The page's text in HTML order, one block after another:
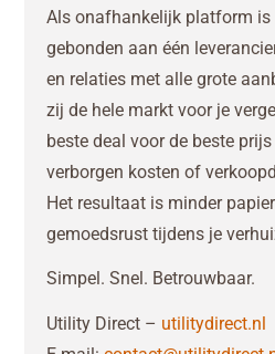
Als onafhankelijk platform is
gebonden aan één
en relaties met alle grote
zij de hele markt voor je
beste deal voor de beste
verborgen kosten of
Het resultaat is minder
gemoedsrust tijdens je
Simpel. Snel. Betrouwbaar.
Utility Direct – utilitydirect.nl